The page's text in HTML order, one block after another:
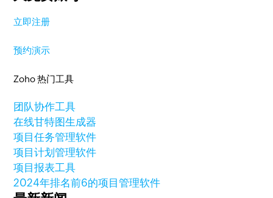
立即注册
预约演示
Zoho 热门工具
团队协作工具
在线甘特图生成器
项目任务管理软件
项目计划管理软件
项目报表工具
2024年排名前6的项目管理软件